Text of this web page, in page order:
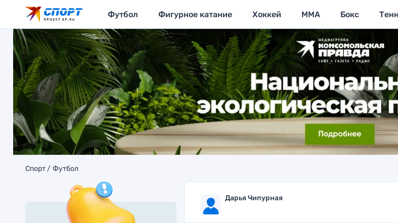
Футбол Фигурное катание Хоккей MMA Бокс
Спорт Футбол
Дарья Чипурная